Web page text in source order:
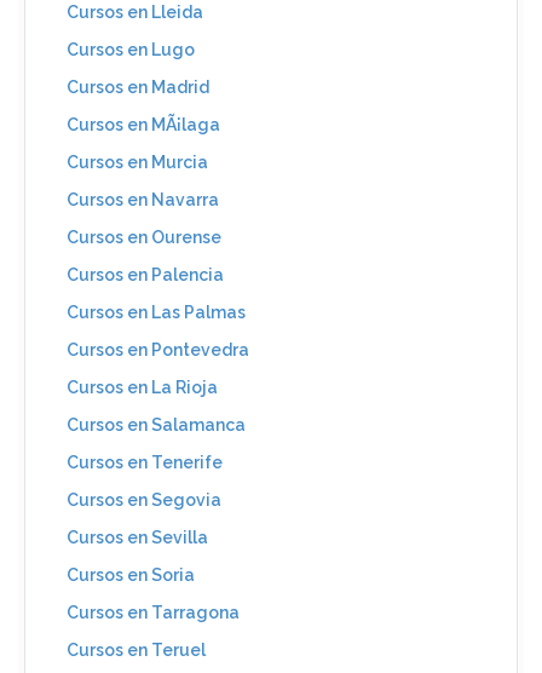
Cursos en Lleida
Cursos en Lugo
Cursos en Madrid
Cursos en MÃ¡laga
Cursos en Murcia
Cursos en Navarra
Cursos en Ourense
Cursos en Palencia
Cursos en Las Palmas
Cursos en Pontevedra
Cursos en La Rioja
Cursos en Salamanca
Cursos en Tenerife
Cursos en Segovia
Cursos en Sevilla
Cursos en Soria
Cursos en Tarragona
Cursos en Teruel